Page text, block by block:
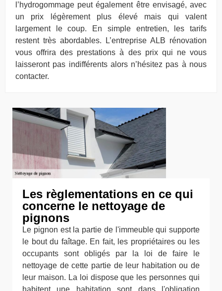
l’hydrogommage peut également être envisagé, avec
un prix légèrement plus élevé mais qui valent
largement le coup. En simple entretien, les tarifs
restent très abordables. L’entreprise ALB rénovation
vous offrira des prestations à des prix qui ne vous
laisseront pas indifférents alors n’hésitez pas à nous
contacter.
Les règlementations en ce qui
concerne le nettoyage de
pignons
Le pignon est la partie de l'immeuble qui supporte
le bout du faîtage. En fait, les propriétaires ou les
occupants sont obligés par la loi de faire le
nettoyage de cette partie de leur habitation ou de
leur maison. La loi dispose que les personnes qui
habitent une habitation sont dans l'obligation